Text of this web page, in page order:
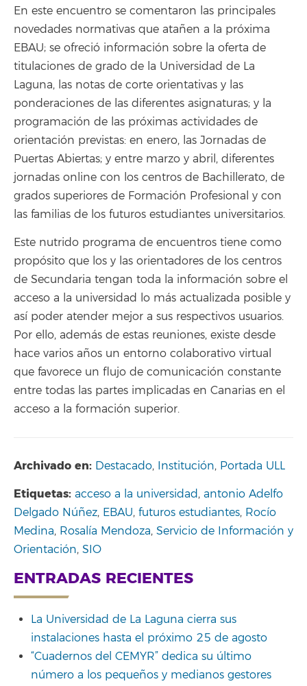
En este encuentro se comentaron las principales
novedades normativas que atañen a la próxima
EBAU; se ofreció información sobre la oferta de
titulaciones de grado de la Universidad de La
Laguna, las notas de corte orientativas y las
ponderaciones de las diferentes asignaturas; y la
programación de las próximas actividades de
orientación previstas: en enero, las Jornadas de
Puertas Abiertas; y entre marzo y abril, diferentes
jornadas online con los centros de Bachillerato, de
grados superiores de Formación Profesional y con
las familias de los futuros estudiantes universitarios.
Este nutrido programa de encuentros tiene como
propósito que los y las orientadores de los centros
de Secundaria tengan toda la información sobre el
acceso a la universidad lo más actualizada posible y
así poder atender mejor a sus respectivos usuarios.
Por ello, además de estas reuniones, existe desde
hace varios años un entorno colaborativo virtual
que favorece un flujo de comunicación constante
entre todas las partes implicadas en Canarias en el
acceso a la formación superior.
Archivado en: Destacado, Institución, Portada ULL
Etiquetas: acceso a la universidad, antonio Adelfo
Delgado Núñez, EBAU, futuros estudiantes, Rocío
Medina, Rosalía Mendoza, Servicio de Información y
Orientación, SIO
ENTRADAS RECIENTES
La Universidad de La Laguna cierra sus
instalaciones hasta el próximo 25 de agosto
“Cuadernos del CEMYR” dedica su último
número a los pequeños y medianos gestores